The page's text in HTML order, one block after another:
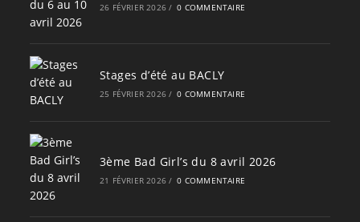
26 FÉVRIER 2026 / 0 COMMENTAIRE
Stages d’été au BACLY
25 FÉVRIER 2026 / 0 COMMENTAIRE
3ème Bad Girl’s du 8 avril 2026
21 FÉVRIER 2026 / 0 COMMENTAIRE